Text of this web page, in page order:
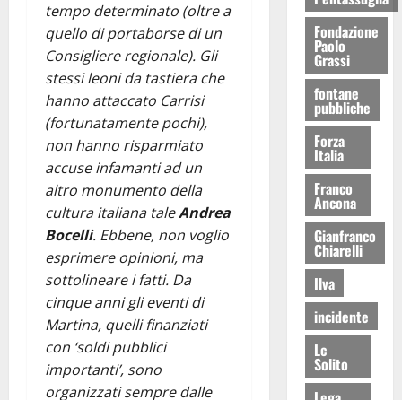
tempo determinato (oltre a
quello di portaborse di un
Consigliere regionale). Gli
stessi leoni da tastiera che
hanno attaccato Carrisi
(fortunatamente pochi),
non hanno risparmiato
accuse infamanti ad un
altro monumento della
cultura italiana taleAndrea
Bocelli. Ebbene, non voglio
esprimere opinioni, ma
sottolineare i fatti. Da
cinque anni gli eventi di
Martina, quelli finanziati
con ‘soldi pubblici
importanti’, sono
organizzati sempre dalle
Fondazione
Paolo
Grassi
fontane
pubbliche
Forza
Italia
Franco
Ancona
Gianfranco
Chiarelli
Ilva
incidente
Lc
Solito